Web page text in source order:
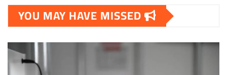
YOU MAY HAVE MISSED